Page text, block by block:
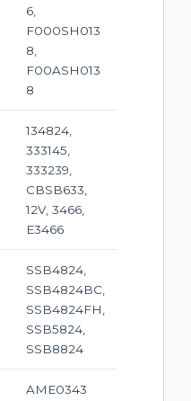
6,
F000SH013
8,
F00ASH013
8
134824,
333145,
333239,
CBSB633,
12V, 3466,
E3466
SSB4824,
SSB4824BC,
SSB4824FH,
SSB5824,
SSB8824
AME0343